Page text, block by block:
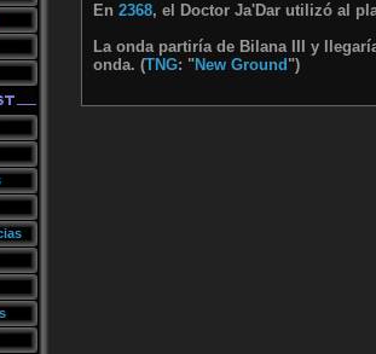
En2368, el Doctor Ja'Dar utilizó al
La onda partiría de Bilana III y
onda. (TNG: "New Ground ")